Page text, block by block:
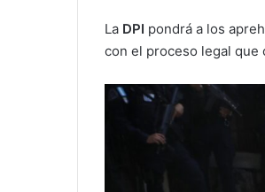
La DPI pondrá a los
con el proceso legal que